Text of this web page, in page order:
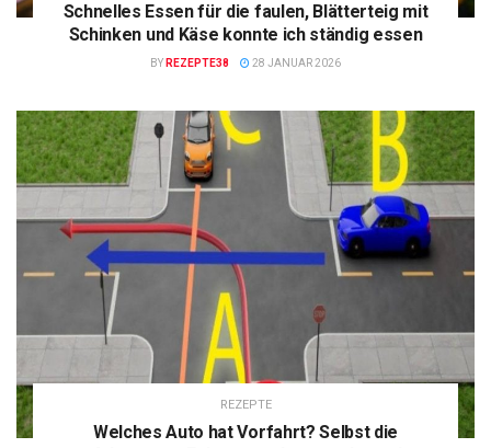
Schnelles Essen für die faulen, Blätterteig mit
Schinken und Käse konnte ich ständig essen
BY REZEPTE38 28 JANUAR 2026
REZEPTE
Welches Auto hat Vorfahrt? Selbst die